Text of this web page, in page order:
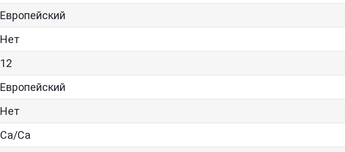
Европейский
Нет
12
Европейский
Нет
Са/Са